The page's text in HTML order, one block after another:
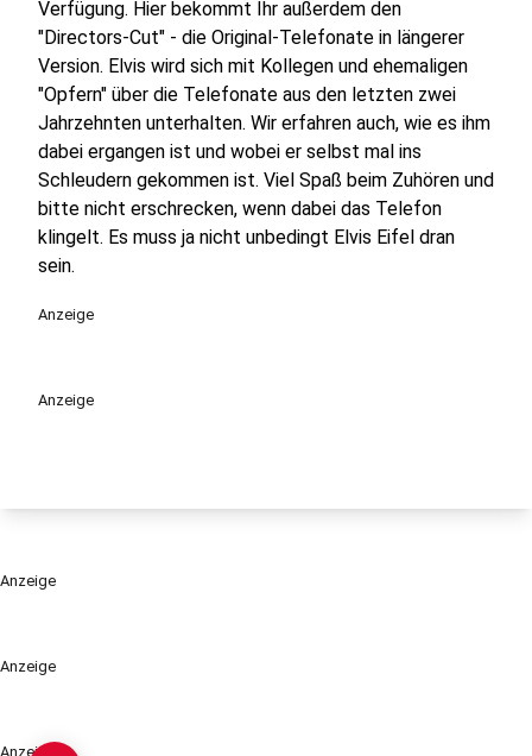
Anzeige
Anzeige
Verfügung. Hier bekommt Ihr außerdem den
"Directors-Cut" - die Original-Telefonate in längerer
Version. Elvis wird sich mit Kollegen und ehemaligen
"Opfern" über die Telefonate aus den letzten zwei
Jahrzehnten unterhalten. Wir erfahren auch, wie es ihm
dabei ergangen ist und wobei er selbst mal ins
Schleudern gekommen ist. Viel Spaß beim Zuhören und
bitte nicht erschrecken, wenn dabei das Telefon
klingelt. Es muss ja nicht unbedingt Elvis Eifel dran
sein.
Anzeige
Anzeige
Anzeige